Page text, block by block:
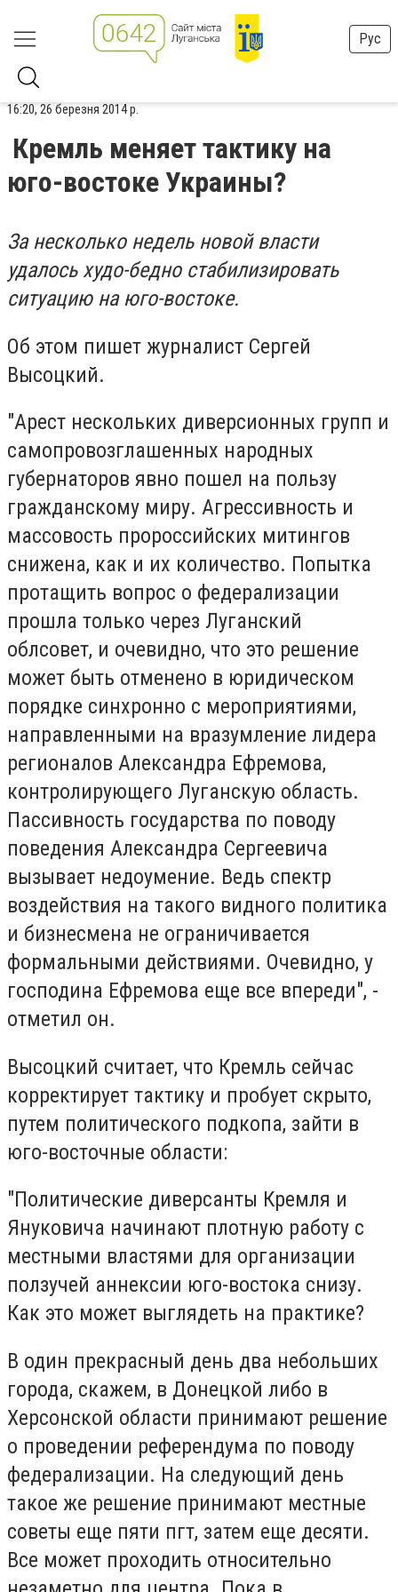
Рус
16:20, 26 березня 2014 р.
Кремль меняет тактику на
юго-востоке Украины?
За несколько недель новой власти
удалось худо-бедно стабилизировать
ситуацию на юго-востоке.
Об этом пишет журналист Сергей
Высоцкий.
"Арест нескольких диверсионных групп и
самопровозглашенных народных
губернаторов явно пошел на пользу
гражданскому миру. Агрессивность и
массовость пророссийских митингов
снижена, как и их количество. Попытка
протащить вопрос о федерализации
прошла только через Луганский
облсовет, и очевидно, что это решение
может быть отменено в юридическом
порядке синхронно с мероприятиями,
направленными на вразумление лидера
регионалов Александра Ефремова,
контролирующего Луганскую область.
Пассивность государства по поводу
поведения Александра Сергеевича
вызывает недоумение. Ведь спектр
воздействия на такого видного политика
и бизнесмена не ограничивается
формальными действиями. Очевидно, у
господина Ефремова еще все впереди", -
отметил он.
Высоцкий считает, что Кремль сейчас
корректирует тактику и пробует скрыто,
путем политического подкопа, зайти в
юго-восточные области:
"Политические диверсанты Кремля и
Януковича начинают плотную работу с
местными властями для организации
ползучей аннексии юго-востока снизу.
Как это может выглядеть на практике?
В один прекрасный день два небольших
города, скажем, в Донецкой либо в
Херсонской области принимают решение
о проведении референдума по поводу
федерализации. На следующий день
такое же решение принимают местные
советы еще пяти пгт, затем еще десяти.
Все может проходить относительно